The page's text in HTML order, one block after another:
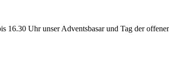
16.30 Uhr unser Adventsbasar und Tag der